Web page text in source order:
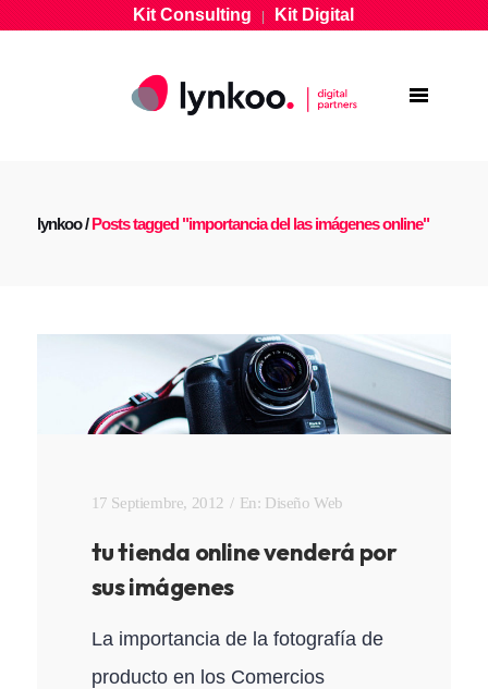
Kit Consulting|Kit Digital
lynkoo/Posts tagged "importancia del las imágenes online"
17 Septiembre, 2012 En: Diseño Web
tu tienda online venderá por
sus imágenes
La importancia de la fotografía de
producto en los Comercios